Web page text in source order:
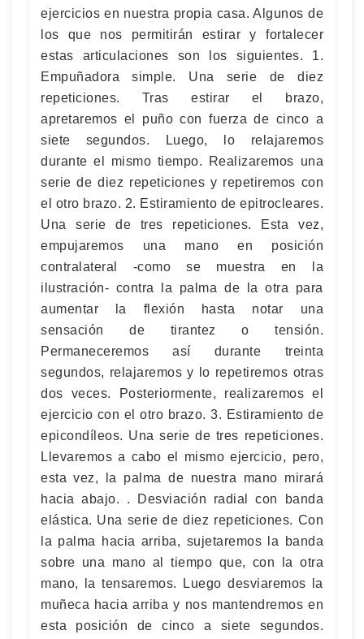
ejercicios en nuestra propia casa. Algunos de
los que nos permitirán estirar y fortalecer
estas articulaciones son los siguientes. 1.
Empuñadora simple. Una serie de diez
repeticiones. Tras estirar el brazo,
apretaremos el puño con fuerza de cinco a
siete segundos. Luego, lo relajaremos
durante el mismo tiempo. Realizaremos una
serie de diez repeticiones y repetiremos con
el otro brazo. 2. Estiramiento de epitrocleares.
Una serie de tres repeticiones. Esta vez,
empujaremos una mano en posición
contralateral -como se muestra en la
ilustración- contra la palma de la otra para
aumentar la flexión hasta notar una
sensación de tirantez o tensión.
Permaneceremos así durante treinta
segundos, relajaremos y lo repetiremos otras
dos veces. Posteriormente, realizaremos el
ejercicio con el otro brazo. 3. Estiramiento de
epicondíleos. Una serie de tres repeticiones.
Llevaremos a cabo el mismo ejercicio, pero,
esta vez, la palma de nuestra mano mirará
hacia abajo. . Desviación radial con banda
elástica. Una serie de diez repeticiones. Con
la palma hacia arriba, sujetaremos la banda
sobre una mano al tiempo que, con la otra
mano, la tensaremos. Luego desviaremos la
muñeca hacia arriba y nos mantendremos en
esta posición de cinco a siete segundos.